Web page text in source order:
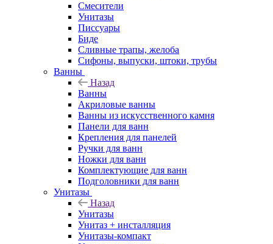
Смесители
Унитазы
Писсуары
Биде
Сливные трапы, желоба
Сифоны, выпуски, штоки, трубы
Ванны
Назад
Ванны
Акриловые ванны
Ванны из искусственного камня
Панели для ванн
Крепления для панелей
Ручки для ванн
Ножки для ванн
Комплектующие для ванн
Подголовники для ванн
Унитазы
Назад
Унитазы
Унитаз + инсталляция
Унитазы-компакт